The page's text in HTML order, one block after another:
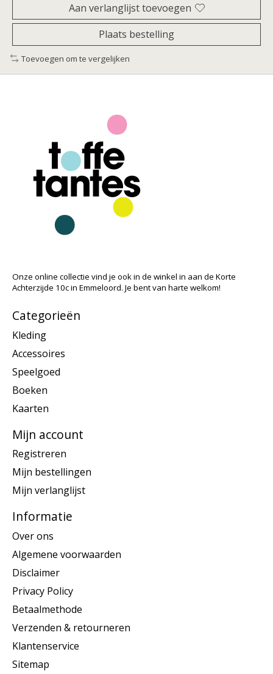
Aan verlanglijst toevoegen
Plaats bestelling
Toevoegen om te vergelijken
Onze online collectie vind je ook in de winkel in aan de Korte
Achterzijde 10c in Emmeloord. Je bent van harte welkom!
Categorieën
Kleding
Accessoires
Speelgoed
Boeken
Kaarten
Mijn account
Registreren
Mijn bestellingen
Mijn verlanglijst
Informatie
Over ons
Algemene voorwaarden
Disclaimer
Privacy Policy
Betaalmethode
Verzenden & retourneren
Klantenservice
Sitemap